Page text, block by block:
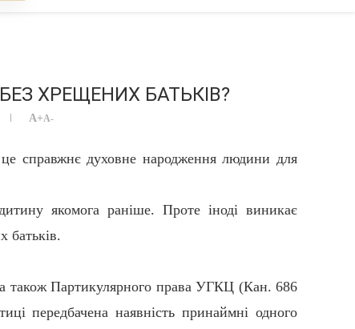
ХРЕЩЕНИХ БАТЬКІВ?
A+A-
справжнє духовне народження людини для
якомога раніше. Проте іноді виникає
батьків.
також Партикулярного права УГКЦ (Кан. 686
передбачена наявність принаймні одного